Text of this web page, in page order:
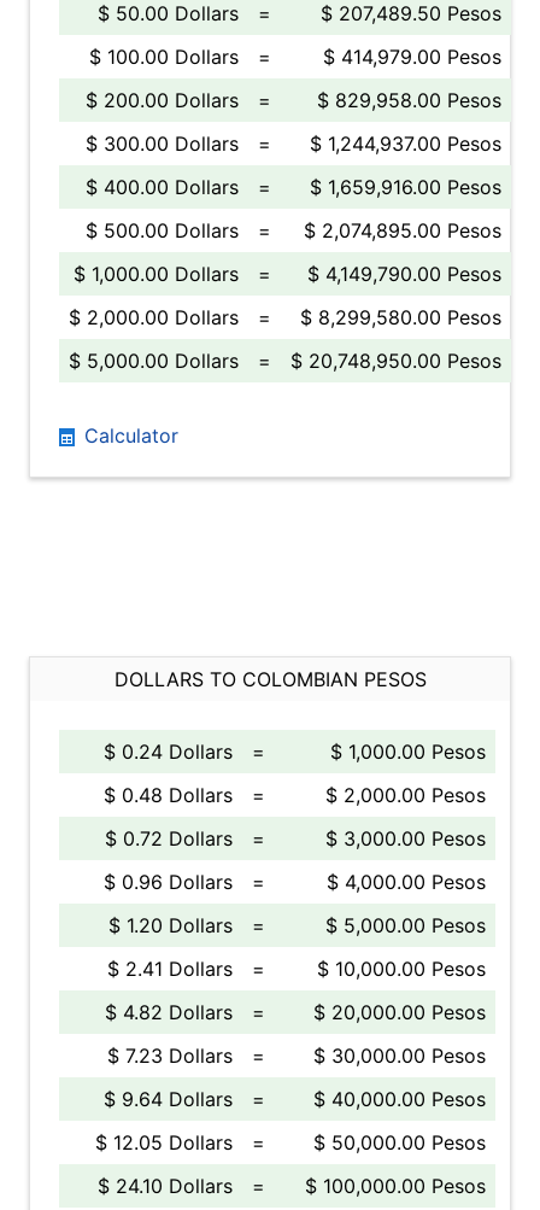
$ 50.00 Dollars
=
$ 207,489.50 Pesos
$ 100.00 Dollars
=
$ 414,979.00 Pesos
$ 200.00 Dollars
=
$ 829,958.00 Pesos
$ 300.00 Dollars
=
$ 1,244,937.00 Pesos
$ 400.00 Dollars
=
$ 1,659,916.00 Pesos
$ 500.00 Dollars
=
$ 2,074,895.00 Pesos
$ 1,000.00 Dollars
=
$ 4,149,790.00 Pesos
$ 2,000.00 Dollars
=
$ 8,299,580.00 Pesos
$ 5,000.00 Dollars
= $ 20,748,950.00 Pesos
Calculator
DOLLARS TO COLOMBIAN PESOS
$ 0.24 Dollars =
$ 1,000.00 Pesos
$ 0.48 Dollars
=
$ 2,000.00 Pesos
$ 0.72 Dollars
=
$ 3,000.00 Pesos
$ 0.96 Dollars
=
$ 4,000.00 Pesos
$ 1.20 Dollars
=
$ 5,000.00 Pesos
$ 2.41 Dollars
=
$ 10,000.00 Pesos
$ 4.82 Dollars
=
$ 20,000.00 Pesos
$ 7.23 Dollars
=
$ 30,000.00 Pesos
$ 9.64 Dollars
=
$ 40,000.00 Pesos
$ 12.05 Dollars
=
$ 50,000.00 Pesos
$ 24.10 Dollars
= $ 100,000.00 Pesos